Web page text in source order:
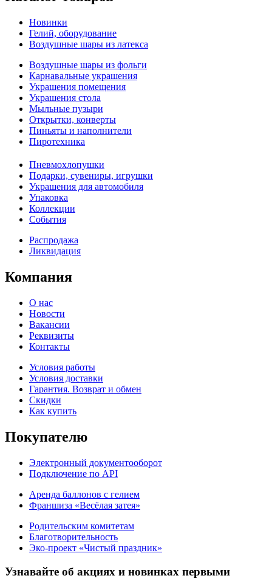
Новинки
Гелий, оборудование
Воздушные шары из латекса
Воздушные шары из фольги
Карнавальные украшения
Украшения помещения
Украшения стола
Мыльные пузыри
Открытки, конверты
Пиньяты и наполнители
Пиротехника
Пневмохлопушки
Подарки, сувениры, игрушки
Украшения для автомобиля
Упаковка
Коллекции
События
Распродажа
Ликвидация
Компания
О нас
Новости
Вакансии
Реквизиты
Контакты
Условия работы
Условия доставки
Гарантия. Возврат и обмен
Скидки
Как купить
Покупателю
Электронный документооборот
Подключение по API
Аренда баллонов с гелием
Франшиза «Весёлая затея»
Родительским комитетам
Благотворительность
Эко-проект «Чистый праздник»
Узнавайте об акциях и новинках первыми